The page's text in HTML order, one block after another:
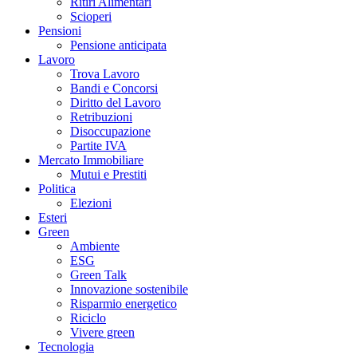
Scioperi
Pensioni
Pensione anticipata
Lavoro
Trova Lavoro
Bandi e Concorsi
Diritto del Lavoro
Retribuzioni
Disoccupazione
Partite IVA
Mercato Immobiliare
Mutui e Prestiti
Politica
Elezioni
Esteri
Green
Ambiente
ESG
Green Talk
Innovazione sostenibile
Risparmio energetico
Riciclo
Vivere green
Tecnologia